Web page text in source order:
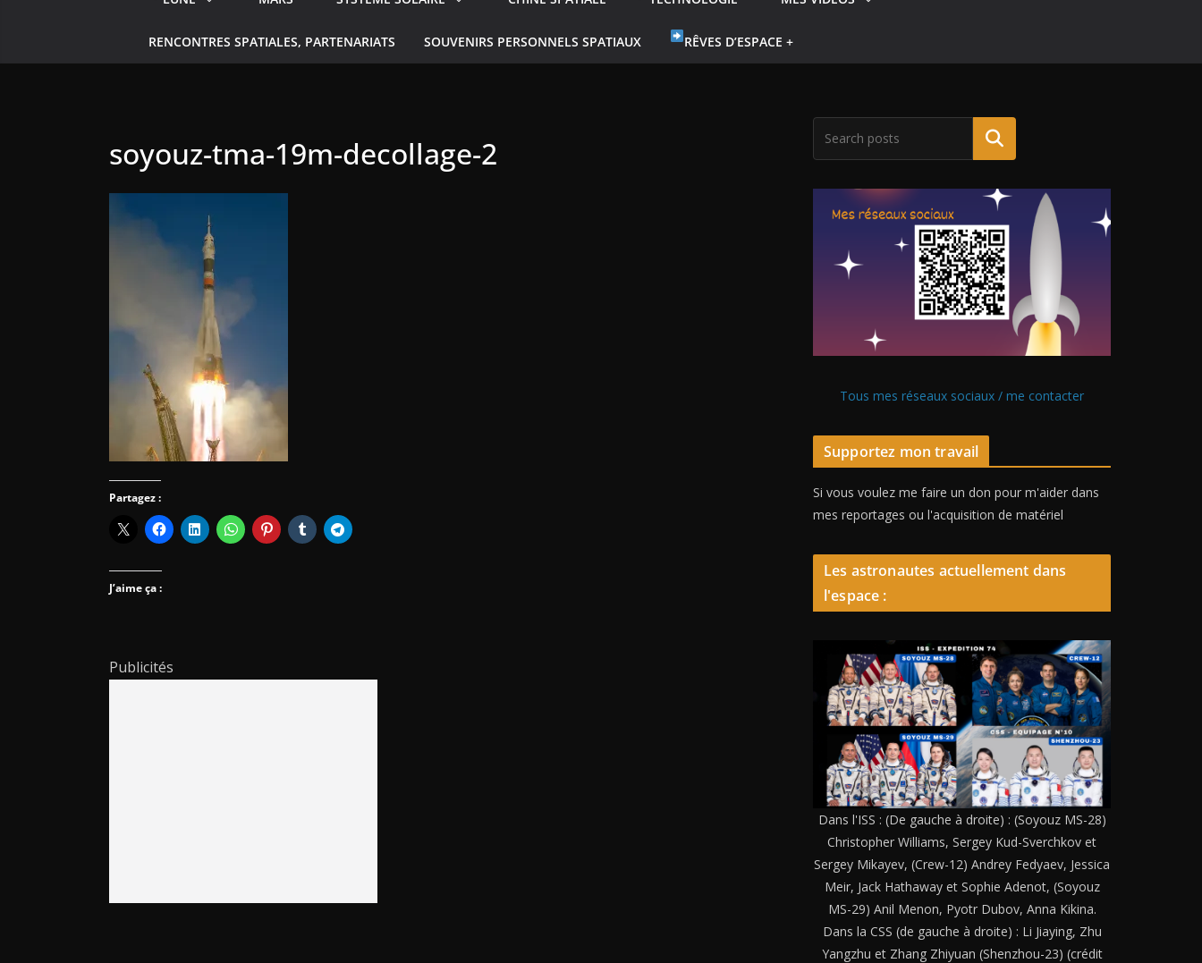
RENCONTRES SPATIALES, PARTENARIATS SOUVENIRS PERSONNELS SPATIAUX RÊVES D’ESPACE +
soyouz-tma-19m-decollage-2
Partagez :
J’aime ça :
Publicités
Tous mes réseaux sociaux / me contacter
Supportez mon travail
Si vous voulez me faire un don pour m'aider dans
mes reportages ou l'acquisition de matériel
Les astronautes actuellement dans
l'espace :
Dans l'ISS : (De gauche à droite) : (Soyouz MS-28)
Christopher Williams, Sergey Kud-Sverchkov et
Sergey Mikayev, (Crew-12) Andrey Fedyaev, Jessica
Meir, Jack Hathaway et Sophie Adenot, (Soyouz
MS-29) Anil Menon, Pyotr Dubov, Anna Kikina.
Dans la CSS (de gauche à droite) : Li Jiaying, Zhu
Yangzhu et Zhang Zhiyuan (Shenzhou-23) (crédit